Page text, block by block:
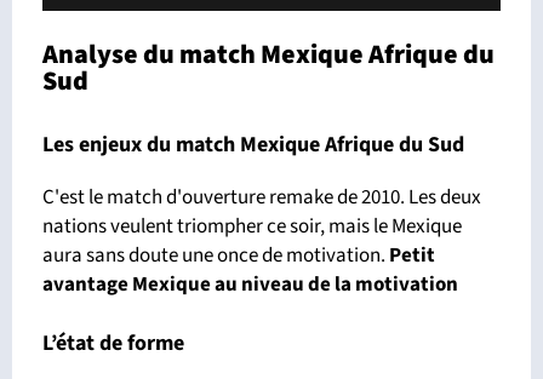
Analyse du match Mexique Afrique du
Sud
Les enjeux du match Mexique Afrique du Sud
C'est le match d'ouverture remake de 2010. Les deux
nations veulent triompher ce soir, mais le Mexique
aura sans doute une once de motivation. Petit
avantageMexiqueau niveau de la motivation
L’état de forme